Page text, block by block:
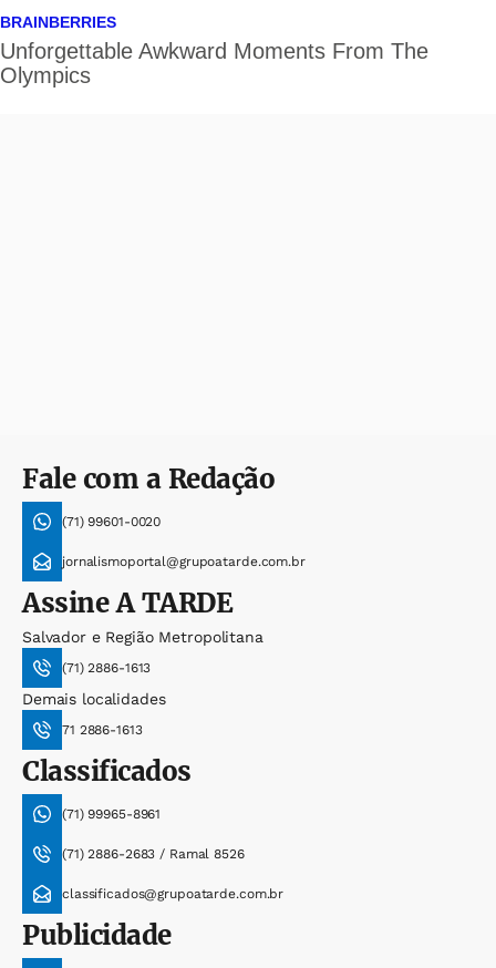
Fale com a Redação
(71) 99601-0020
jornalismoportal@grupoatarde.com.br
AssineA TARDE
Salvador e Região Metropolitana
(71) 2886-1613
Demais localidades
71 2886-1613
Classificados
(71) 99965-8961
(71) 2886-2683 / Ramal 8526
classificados@grupoatarde.com.br
Publicidade